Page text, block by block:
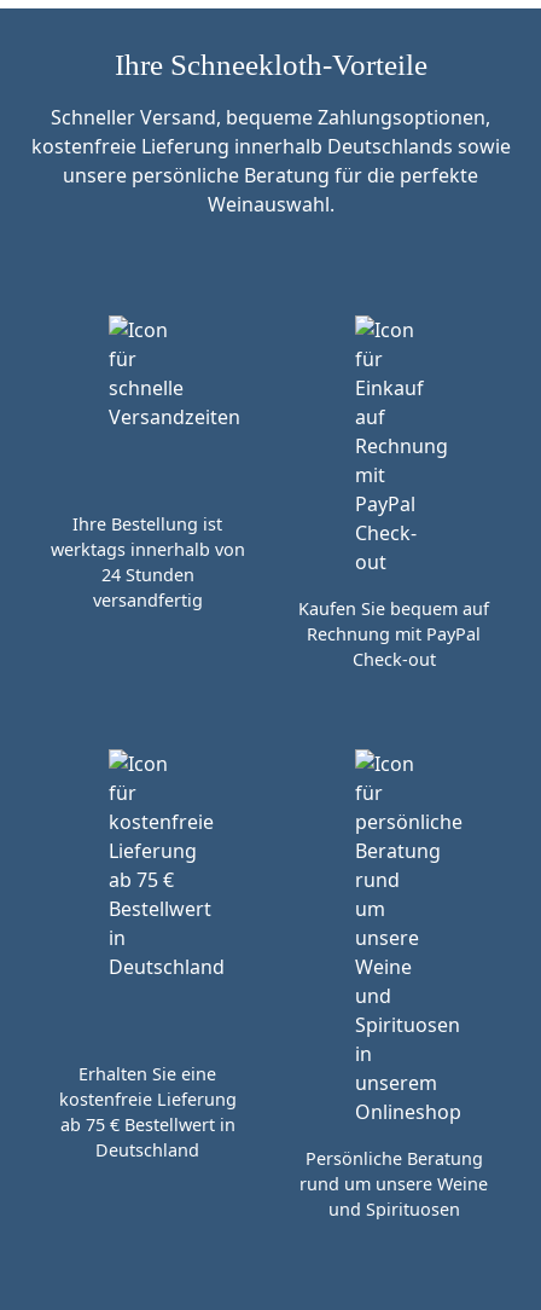
Ihre Schneekloth-Vorteile
Schneller Versand, bequeme Zahlungsoptionen,
kostenfreie Lieferung innerhalb Deutschlands sowie
unsere persönliche Beratung für die perfekte
Weinauswahl.
Ihre Bestellung ist
werktags innerhalb von
24 Stunden
versandfertig
Kaufen Sie bequem auf
Rechnung mit PayPal
Check-out
Erhalten Sie eine
kostenfreie Lieferung
ab 75 € Bestellwert in
Deutschland
Persönliche Beratung
rund um unsere Weine
und Spirituosen